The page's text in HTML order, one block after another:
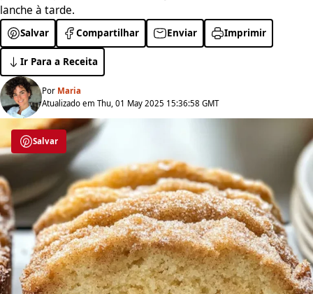
lanche à tarde.
Salvar Compartilhar Enviar Imprimir
Ir Para a Receita
Por Maria
Atualizado em Thu, 01 May 2025 15:36:58 GMT
Salvar